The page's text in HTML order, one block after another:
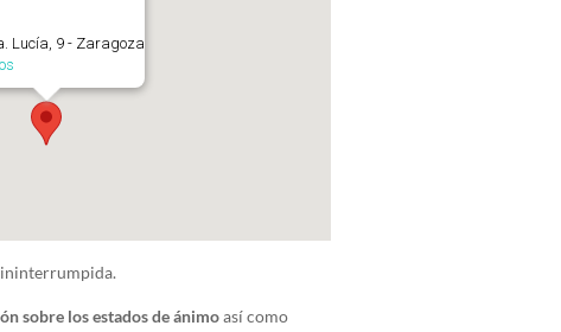
Lucía, 9 - Zaragoza
sobre los estados de ánimoasí como